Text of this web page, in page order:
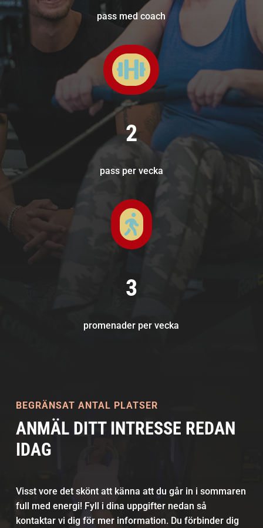
pass med coach

2
pass per vecka

3
promenader per vecka
BEGRÄNSAT ANTAL PLATSER
ANMÄL DITT INTRESSE REDAN
IDAG
Visst vore det skönt att känna att du går in i sommaren
full med energi! Fyll i dina uppgifter nedan så
kontaktar vi dig för mer information. Du förbinder dig